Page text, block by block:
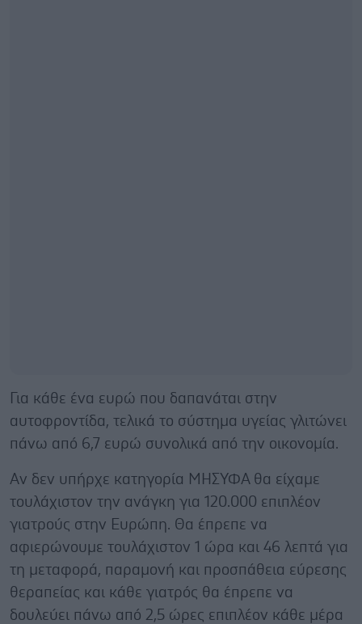
Για κάθε ένα ευρώ που δαπανάται στην
αυτοφροντίδα, τελικά το σύστημα υγείας γλιτώνει
πάνω από 6,7 ευρώ συνολικά από την οικονομία.
Αν δεν υπήρχε κατηγορία ΜΗΣΥΦΑ θα είχαμε
τουλάχιστον την ανάγκη για 120.000 επιπλέον
γιατρούς στην Ευρώπη. Θα έπρεπε να
αφιερώνουμε τουλάχιστον 1 ώρα και 46 λεπτά για
τη μεταφορά, παραμονή και προσπάθεια εύρεσης
θεραπείας και κάθε γιατρός θα έπρεπε να
δουλεύει πάνω από 2,5 ώρες επιπλέον κάθε μέρα